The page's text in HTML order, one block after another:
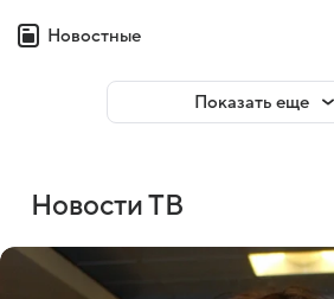
Новостные
Показать еще
Новости ТВ